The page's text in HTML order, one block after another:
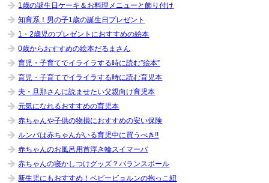
1歳の誕生日ケーキ＆お料理メニューと飾り付け
知育系！男の子1歳の誕生日プレゼント
1・2歳児のプレゼントにおすすめの絵本
0歳からおすすめの絵本だるまさん
育児・子育てでイライラする時に読む”絵本”
育児・子育てでイライラする時に読む育児本
夫・旦那さんに読ませたい父親向け育児本
元気になれるおすすめの育児本
赤ちゃんや子供の物損におすすめの安い保険
ルンバは赤ちゃんがいる育児中に買うべき!!
赤ちゃんのお風呂用首浮き輪スイマーバ
赤ちゃんの寝かしつけグッズ？バランスボール
新生児にもおすすめ！ベビービョルンの抱っこ紐